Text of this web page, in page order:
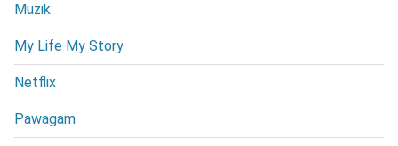
Muzik
My Life My Story
Netflix
Pawagam